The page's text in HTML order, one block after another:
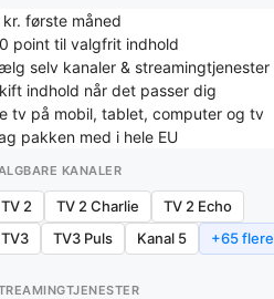
første måned
point til valgfrit indhold
selv kanaler & streamingtjenester
indhold når det passer dig
tv på mobil, tablet, computer og tv
pakken med i hele EU
KANALER
TV 2 TV 2 Charlie
TV 2 Echo
TV3
TV3 Puls Kanal 5 +65 flere